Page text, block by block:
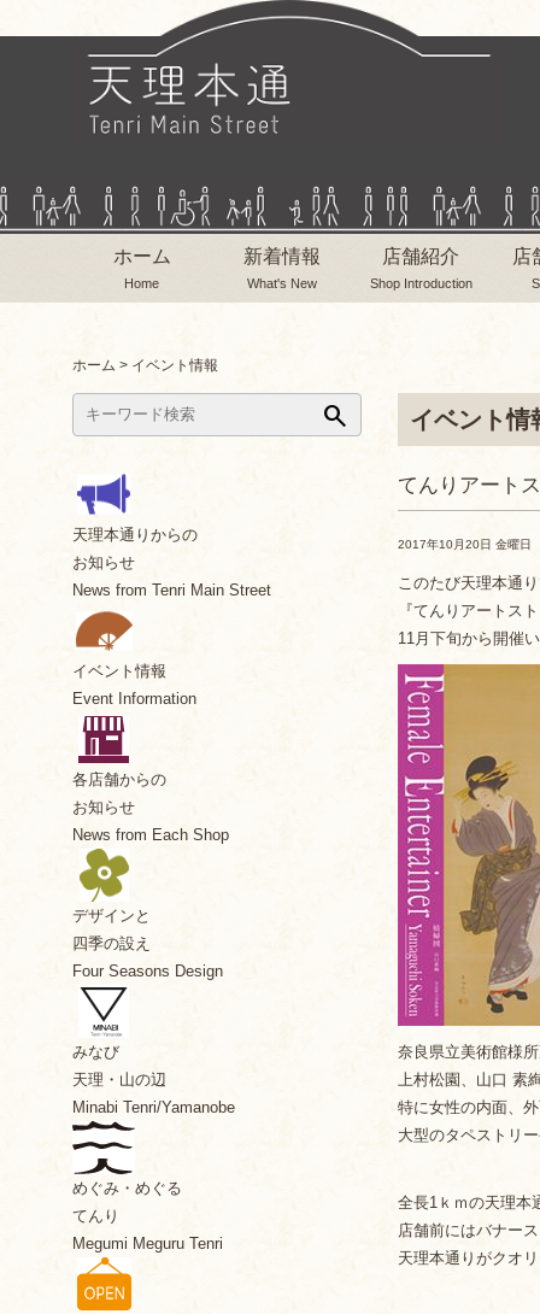
ホーム
Home
新着情報
What's New
店舗紹介
Shop Introduction
店
ホーム > イベント情報
イベント情
てんりアート
2017年10月20日 金曜日
このたび天理本通
『てんりアートス
11月下旬から開催
奈良県立美術館様
上村松園、山口 素
特に女性の内面、
大型のタペストリ
全長1ｋｍの天理本
店舗前にはバナー
天理本通りがクオ
search
天理本通りからの
お知らせ
News from Tenri Main Street
イベント情報
Event Information
各店舗からの
お知らせ
News from Each Shop
デザインと
四季の設え
Four Seasons Design
みなび
天理・山の辺
Minabi Tenri/Yamanobe
めぐみ・めぐる
てんり
Megumi Meguru Tenri